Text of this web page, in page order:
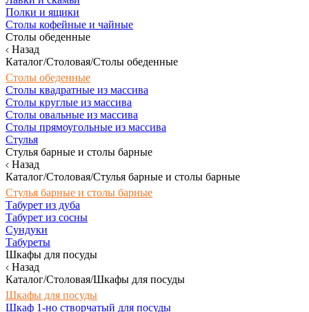
Полки и ящики
Столы кофейные и чайные
Столы обеденные
Назад
Каталог/Столовая/Столы обеденные
Столы обеденные
Столы квадратные из массива
Столы круглые из массива
Столы овальные из массива
Столы прямоугольные из массива
Стулья
Стулья барные и столы барные
Назад
Каталог/Столовая/Стулья барные и столы барные
Стулья барные и столы барные
Табурет из дуба
Табурет из сосны
Сундуки
Табуреты
Шкафы для посуды
Назад
Каталог/Столовая/Шкафы для посуды
Шкафы для посуды
Шкаф 1-но створчатый для посуды